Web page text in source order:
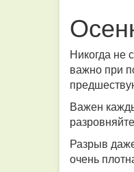
Никогда не
важно при
Важен
Разрыв
очень